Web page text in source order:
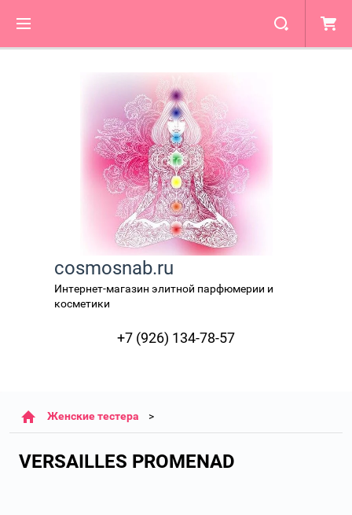
cosmosnab.ru
Интернет-магазин элитной парфюмерии и
косметики
+7 (926) 134-78-57
Женские тестера
VERSAILLES PROMENAD